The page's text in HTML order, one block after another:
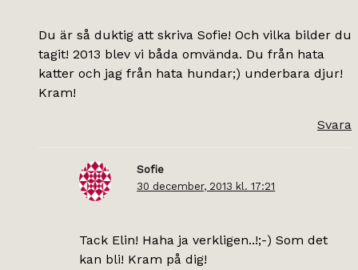
Du är så duktig att skriva Sofie! Och vilka bilder du
tagit! 2013 blev vi båda omvända. Du från hata
katter och jag från hata hundar;) underbara djur!
Kram!
Svara
Sofie
30 december, 2013 kl. 17:21
Tack Elin! Haha ja verkligen..!;-) Som det
kan bli! Kram på dig!